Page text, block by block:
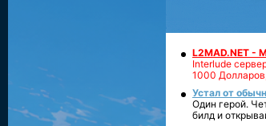
L2MAD.NET -
Interlude
1000
Устал от
Один герой.
билд и